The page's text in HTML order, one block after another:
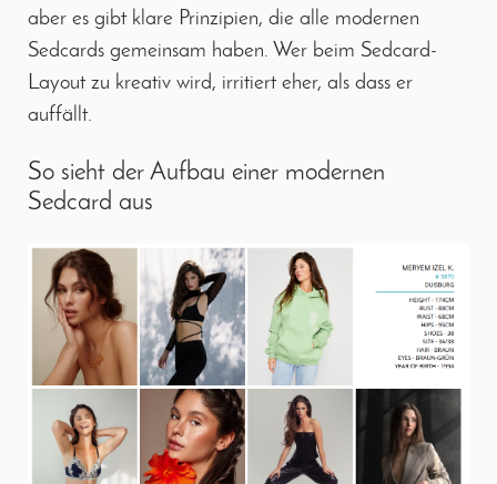
aber es gibt klare Prinzipien, die alle modernen
Sedcards gemeinsam haben. Wer beim Sedcard-
Layout zu kreativ wird, irritiert eher, als dass er
auffällt.
So sieht der Aufbau einer modernen
Sedcard aus